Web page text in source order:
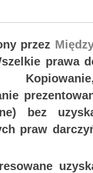
przez
prawa
bez
praw